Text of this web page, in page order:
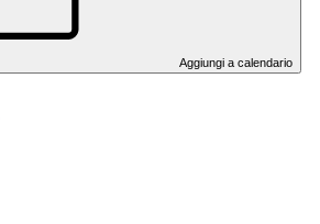
Aggiungi a calendario